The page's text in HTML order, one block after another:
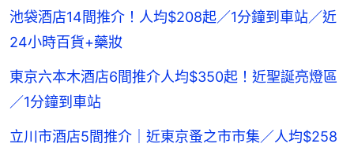
池袋酒店14間推介！人均$208起／1分鐘到車站／近
24小時百貨+藥妝
東京六本木酒店6間推介人均$350起！近聖誕亮燈區
／1分鐘到車站
立川市酒店5間推介｜近東京蚤之市市集／人均$258